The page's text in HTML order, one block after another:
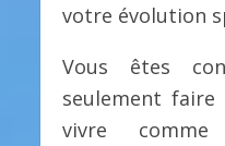
votre évolution
Vous êtes
seulement
vivre comme